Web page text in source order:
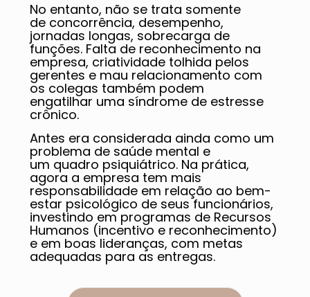
No entanto, não se trata somente
de concorrência, desempenho,
jornadas longas, sobrecarga de
funções. Falta de reconhecimento na
empresa, criatividade tolhida pelos
gerentes e mau relacionamento com
os colegas também podem
engatilhar uma síndrome de estresse
crônico.
Antes era considerada ainda como um
problema de saúde mental e
um quadro psiquiátrico. Na prática,
agora a empresa tem mais
responsabilidade em relação ao bem-
estar psicológico de seus funcionários,
investindo em programas de Recursos
Humanos (incentivo e reconhecimento)
e em boas lideranças, com metas
adequadas para as entregas.